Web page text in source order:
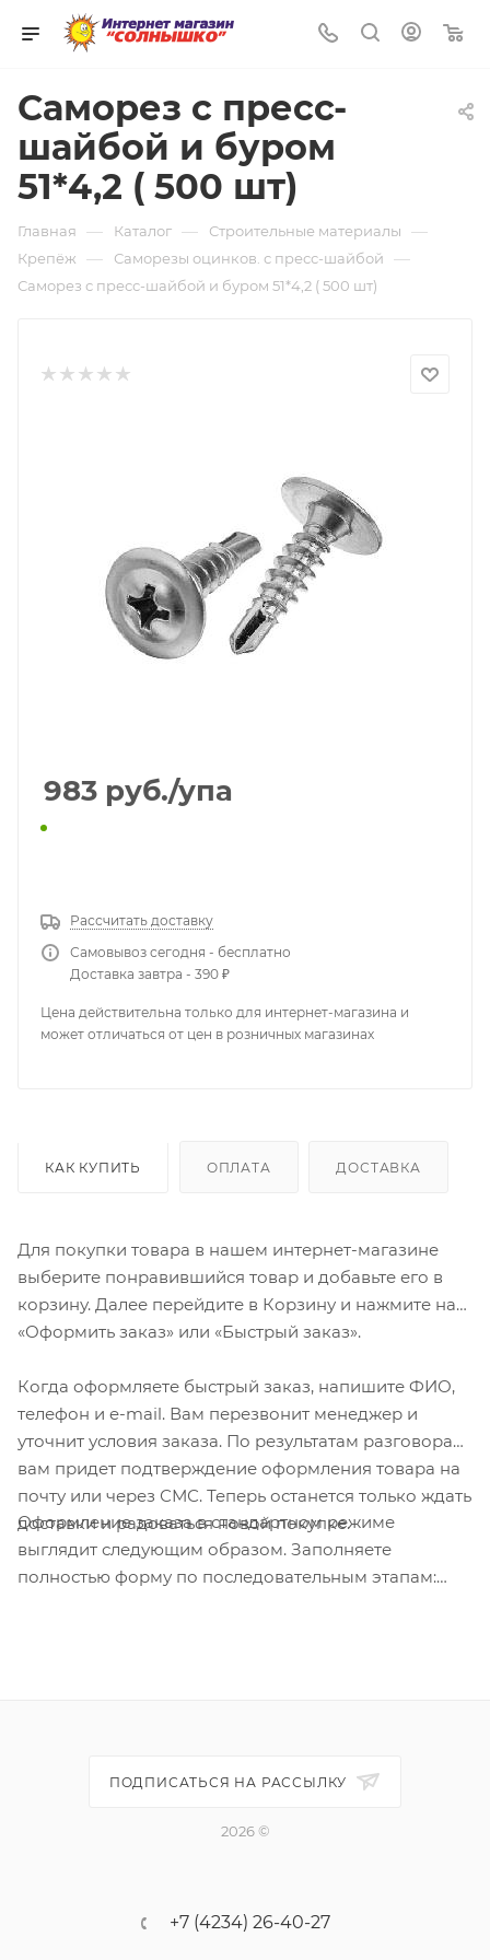
Саморез с пресс-
шайбой и буром
51*4,2 ( 500 шт)
Главная — Каталог — Строительные материалы —
Крепёж — Саморезы оцинков. с пресс-шайбой —
Саморез с пресс-шайбой и буром 51*4,2 ( 500 шт)
983 руб./упа
Рассчитать доставку
Самовывоз сегодня - бесплатно
Доставка завтра - 390 ₽
Цена действительна только для интернет-магазина и
может отличаться от цен в розничных магазинах
КАК КУПИТЬ ОПЛАТА ДОСТАВКА
Для покупки товара в нашем интернет-магазине
выберите понравившийся товар и добавьте его в
корзину. Далее перейдите в Корзину и нажмите на
«Оформить заказ» или «Быстрый заказ».
Когда оформляете быстрый заказ, напишите ФИО,
телефон и e-mail. Вам перезвонит менеджер и
уточнит условия заказа. По результатам разговора
вам придет подтверждение оформления товара на
почту или через СМС. Теперь останется только ждать
доставки и радоваться новой покупке.
Оформление заказа в стандартном режиме
выглядит следующим образом. Заполняете
полностью форму по последовательным этапам:
ПОДПИСАТЬСЯ НА РАССЫЛКУ
2026 ©
+7 (4234) 26-40-27